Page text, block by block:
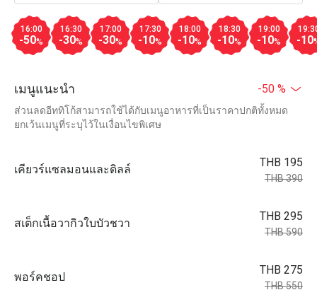
16:00
-50%
16:30
-30%
17:00
-30%
17:30
-10%
18:00
-10%
18:30
-10%
19:00
-10% -10
เมนูแนะนำ -50 %
ส่วนลดอีททิโก้สามารถใช้ได้กับเมนูอาหารที่เป็นราคาปกติทั้งหมด
ยกเว้นเมนูที่ระบุไว้ในเงื่อนไขพิเศษ
เคียวร์แซลมอนและดิลล์
THB 195
THB 390
สเต็กเนื้อวากิวใบบัวชวา
THB 295
THB 590
พอร์คชอป
THB 275
THB 550